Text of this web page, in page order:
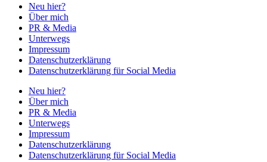
Neu hier?
Über mich
PR & Media
Unterwegs
Impressum
Datenschutzerklärung
Datenschutzerklärung für Social Media
Neu hier?
Über mich
PR & Media
Unterwegs
Impressum
Datenschutzerklärung
Datenschutzerklärung für Social Media